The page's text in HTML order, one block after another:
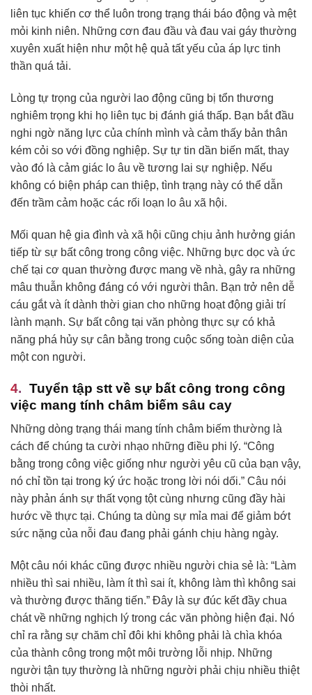
liên tục khiến cơ thể luôn trong trạng thái báo động và mệt
mỏi kinh niên. Những cơn đau đầu và đau vai gáy thường
xuyên xuất hiện như một hệ quả tất yếu của áp lực tinh
thần quá tải.
Lòng tự trọng của người lao động cũng bị tổn thương
nghiêm trọng khi họ liên tục bị đánh giá thấp. Bạn bắt đầu
nghi ngờ năng lực của chính mình và cảm thấy bản thân
kém cỏi so với đồng nghiệp. Sự tự tin dần biến mất, thay
vào đó là cảm giác lo âu về tương lai sự nghiệp. Nếu
không có biện pháp can thiệp, tình trạng này có thể dẫn
đến trầm cảm hoặc các rối loạn lo âu xã hội.
Mối quan hệ gia đình và xã hội cũng chịu ảnh hưởng gián
tiếp từ sự bất công trong công việc. Những bực dọc và ức
chế tại cơ quan thường được mang về nhà, gây ra những
mâu thuẫn không đáng có với người thân. Bạn trở nên dễ
cáu gắt và ít dành thời gian cho những hoạt động giải trí
lành mạnh. Sự bất công tại văn phòng thực sự có khả
năng phá hủy sự cân bằng trong cuộc sống toàn diện của
một con người.
Tuyển tập stt về sự bất công trong công
việc mang tính châm biếm sâu cay
Những dòng trạng thái mang tính châm biếm thường là
cách để chúng ta cười nhạo những điều phi lý. “Công
bằng trong công việc giống như người yêu cũ của bạn vậy,
nó chỉ tồn tại trong ký ức hoặc trong lời nói dối.” Câu nói
này phản ánh sự thất vọng tột cùng nhưng cũng đầy hài
hước về thực tại. Chúng ta dùng sự mỉa mai để giảm bớt
sức nặng của nỗi đau đang phải gánh chịu hàng ngày.
Một câu nói khác cũng được nhiều người chia sẻ là: “Làm
nhiều thì sai nhiều, làm ít thì sai ít, không làm thì không sai
và thường được thăng tiến.” Đây là sự đúc kết đầy chua
chát về những nghịch lý trong các văn phòng hiện đại. Nó
chỉ ra rằng sự chăm chỉ đôi khi không phải là chìa khóa
của thành công trong một môi trường lỗi nhịp. Những
người tận tụy thường là những người phải chịu nhiều thiệt
thòi nhất.